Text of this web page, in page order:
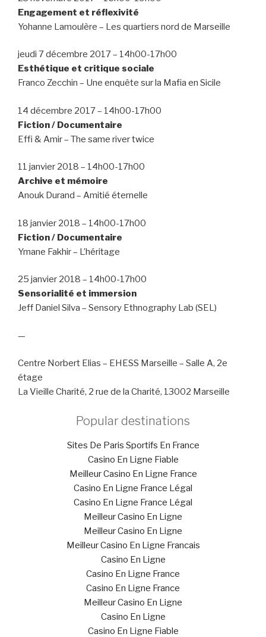
Engagement et réflexivité
Yohanne Lamoulère – Les quartiers nord de Marseille
jeudi 7 décembre 2017 – 14h00-17h00
Esthétique et critique sociale
Franco Zecchin – Une enquête sur la Mafia en Sicile
14 décembre 2017 – 14h00-17h00
Fiction / Documentaire
Effi & Amir – The same river twice
11 janvier 2018 – 14h00-17h00
Archive et mémoire
Anouk Durand – Amitié éternelle
18 janvier 2018 – 14h00-17h00
Fiction / Documentaire
Ymane Fakhir – L’héritage
25 janvier 2018 – 14h00-17h00
Sensorialité et immersion
Jeff Daniel Silva – Sensory Ethnography Lab (SEL)
—
Centre Norbert Elias – EHESS Marseille – Salle A, 2e
étage
La Vieille Charité, 2 rue de la Charité, 13002 Marseille
Popular destinations
Sites De Paris Sportifs En France
Casino En Ligne Fiable
Meilleur Casino En Ligne France
Casino En Ligne France Légal
Casino En Ligne France Légal
Meilleur Casino En Ligne
Meilleur Casino En Ligne
Meilleur Casino En Ligne Francais
Casino En Ligne
Casino En Ligne France
Casino En Ligne France
Meilleur Casino En Ligne
Casino En Ligne
Casino En Ligne Fiable